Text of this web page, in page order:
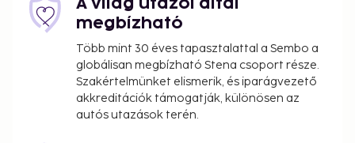
A világ utazói által
megbízható
Több mint 30 éves tapasztalattal a Sembo a
globálisan megbízható Stena csoport része.
Szakértelmünket elismerik, és iparágvezető
akkreditációk támogatják, különösen az
autós utazások terén.